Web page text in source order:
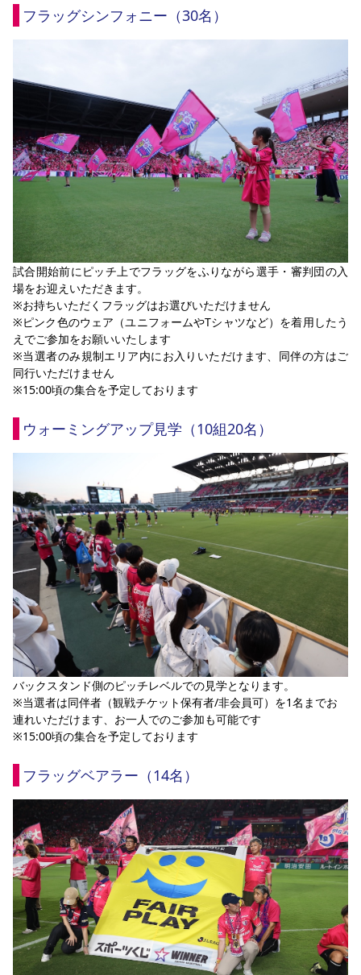
フラッグシンフォニー（30名）
試合開始前にピッチ上でフラッグをふりながら選手・審判団の入
場をお迎えいただきます。
※お持ちいただくフラッグはお選びいただけません
※ピンク色のウェア（ユニフォームやTシャツなど）を着用したう
えでご参加をお願いいたします
※当選者のみ規制エリア内にお入りいただけます、同伴の方はご
同行いただけません
※15:00頃の集合を予定しております
ウォーミングアップ見学（10組20名）
バックスタンド側のピッチレベルでの見学となります。
※当選者は同伴者（観戦チケット保有者/非会員可）を1名までお
連れいただけます、お一人でのご参加も可能です
※15:00頃の集合を予定しております
フラッグベアラー（14名）